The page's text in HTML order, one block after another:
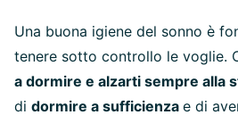
Una buona igiene del sonno è
tenere sotto controllo le voglie.
a dormire e alzarti sempre alla
di dormire a sufficienza e di